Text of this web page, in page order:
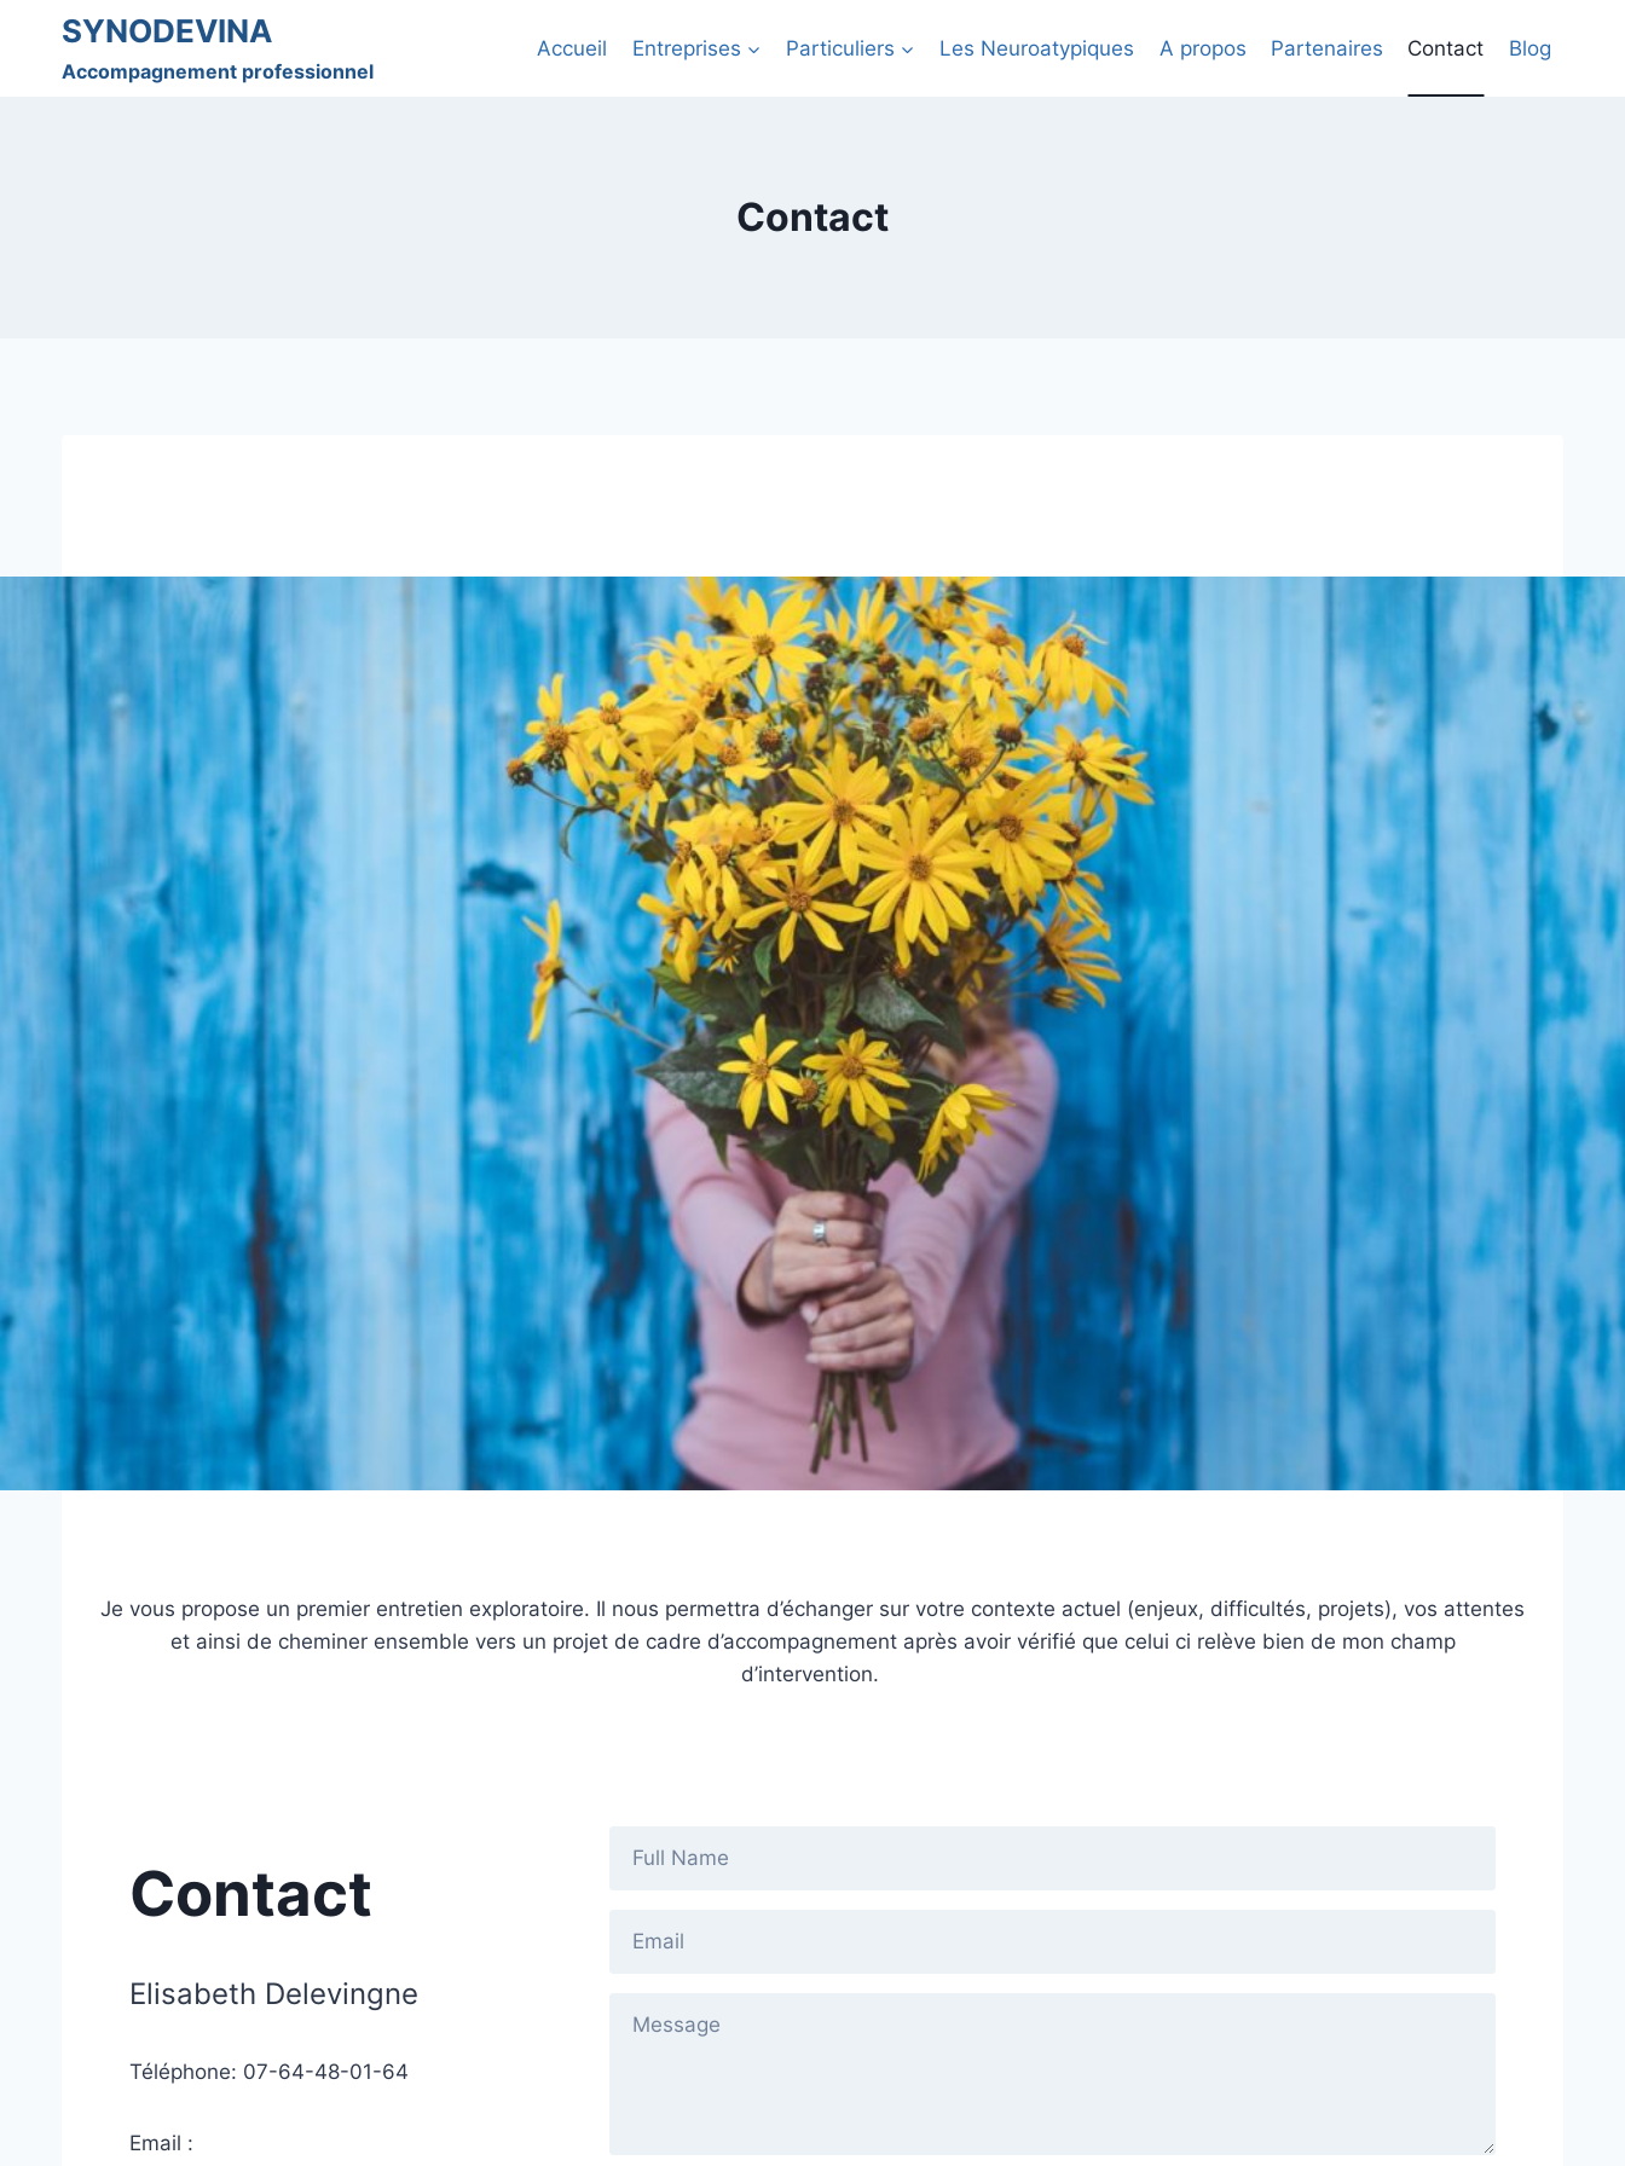
content
SYNODEVINA
Accompagnement professionnel
Accueil Entreprises Particuliers Les Neuroatypiques A propos Partenaires Contact Blog
Contact
Je vous propose un premier entretien exploratoire. Il nous permettra d’échanger sur votre contexte actuel (enjeux, difficultés, projets), vos attentes
et ainsi de cheminer ensemble vers un projet de cadre d’accompagnement après avoir vérifié que celui ci relève bien de mon champ
d’intervention.
Contact
Elisabeth Delevingne
Téléphone: 07-64-48-01-64
Email :